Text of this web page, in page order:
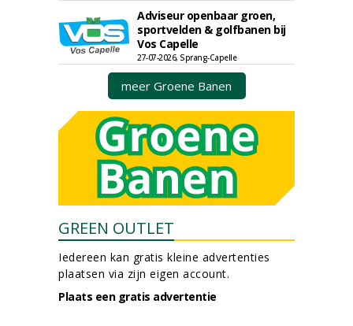
Adviseur openbaar groen,
sportvelden & golfbanen bij
Vos Capelle
27-07-2026, Sprang-Capelle
meer Groene Banen
GREEN OUTLET
Iedereen kan gratis kleine advertenties
plaatsen via zijn eigen account.
Plaats een gratis advertentie